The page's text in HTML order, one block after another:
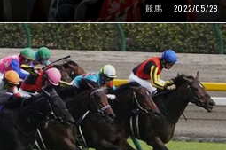
競馬 2022/05/28